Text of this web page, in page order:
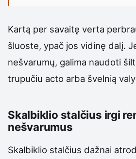
Kartą per savaitę verta
šluoste, ypač jos vidinę dalį.
nešvarumų, galima naudoti
trupučiu acto arba švelnią
Skalbiklio stalčius irgi
nešvarumus
Skalbiklio stalčius dažnai